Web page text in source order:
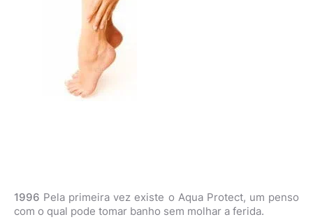
1996 Pela primeira vez existe o Aqua Protect, um penso
com o qual pode tomar banho sem molhar a ferida.